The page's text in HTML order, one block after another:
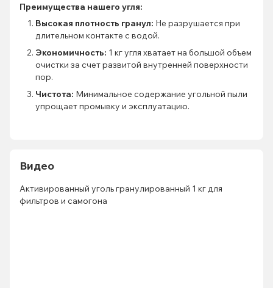
Преимущества нашего угля:
Высокая плотность гранул: Не разрушается при
длительном контакте с водой.
Экономичность: 1 кг угля хватает на большой объем
очистки за счет развитой внутренней поверхности
пор.
Чистота: Минимальное содержание угольной пыли
упрощает промывку и эксплуатацию.
Видео
Активированный уголь гранулированный 1 кг для
фильтров и самогона